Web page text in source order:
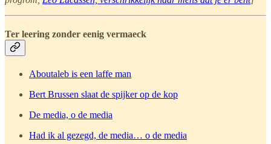
Ter leering zonder eenig vermaeck
Aboutaleb is een laffe man
Bert Brussen slaat de spijker op de kop
De media, o de media
Had ik al gezegd, de media… o de media